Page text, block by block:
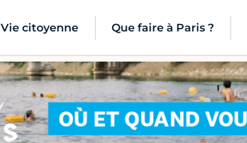
Vie citoyenne Que faire à Paris ?